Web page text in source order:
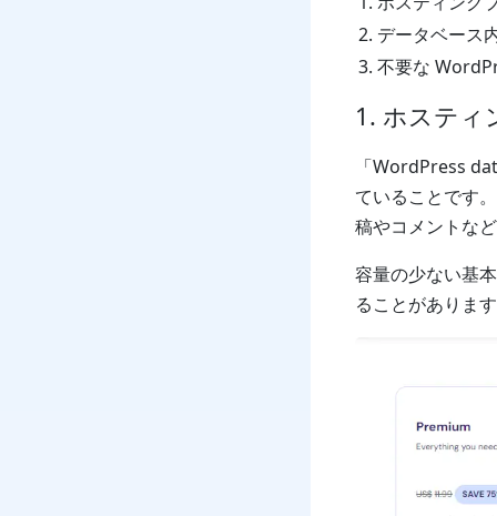
データベース
不要な
1. ホスティ
「WordPress
ていることです
稿やコメントな
容量の少ない基
ることがありま